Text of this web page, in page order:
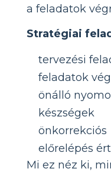
a feladatok
Stratégiai
tervezési
feladatok
önálló
készségek
önkorrekciós
előrelépés
Mi ez néz ki,